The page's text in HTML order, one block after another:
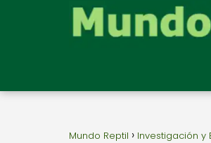
Mundo Reptil Investigación y